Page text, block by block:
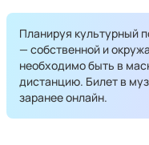
Планируя культурный
— собственной и
необходимо быть в
дистанцию. Билет в
заранее онлайн.